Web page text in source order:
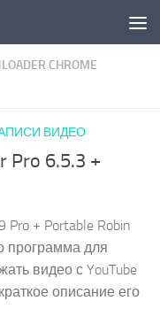
CHROME
ВИДЕО
Pro 6.5.3 +
Pro + Portable Robin
программа для
видео с YouTube
описание его